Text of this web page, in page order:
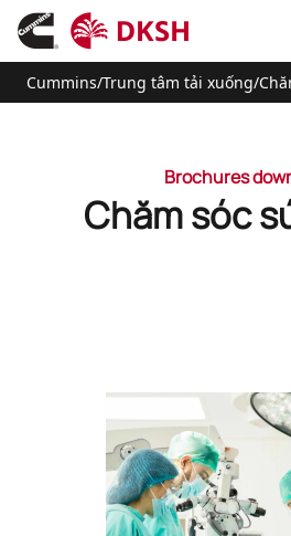
Cummins/Trung tâm tải xuống/
Brochures
Chăm sóc